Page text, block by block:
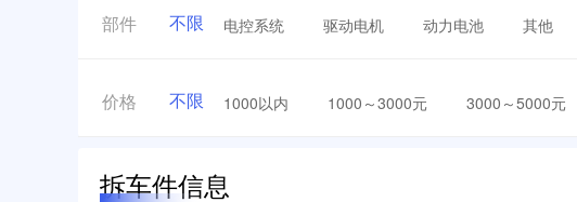
部件 不限 电控系统 驱动电机 动力电池 其他
价格 不限 1000以内 1000～3000元 3000～5000元
拆车件信息